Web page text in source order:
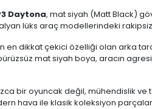
Daytona, mat siyah (Matt Black)
İtalyan lüks araç modellerindeki
en dikkat çekici özelliği olan arka
mat siyah boya, aracın
bir oyuncak değil, mühendislik ve
hava ile klasik koleksiyon